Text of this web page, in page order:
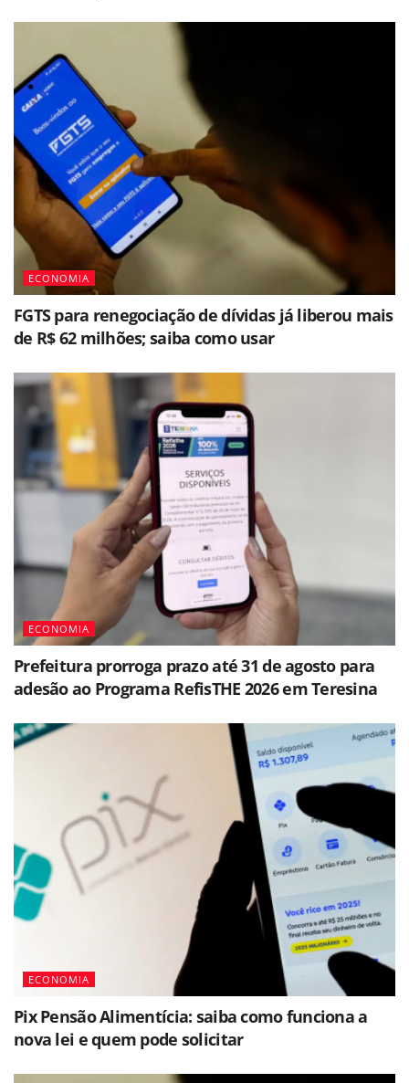
ECONOMIA
FGTS para renegociação de dívidas já liberou mais
de R$ 62 milhões; saiba como usar
ECONOMIA
Prefeitura prorroga prazo até 31 de agosto para
adesão ao Programa RefisTHE 2026 em Teresina
ECONOMIA
Pix Pensão Alimentícia: saiba como funciona a
nova lei e quem pode solicitar